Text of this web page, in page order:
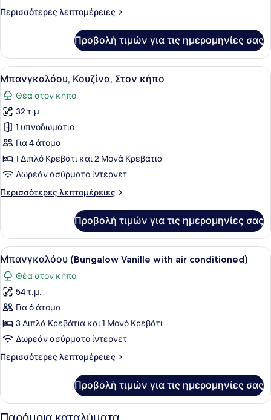
Περισσότερες λεπτομέρειες
Περισσότερες
Μπανγκαλόου
Προβολή τιμών για τις ημερομηνίες σας
Προβολή
όλων
των
φωτογραφιών
για
Μπανγκαλόου,
Κουζίνα,
Στον
κήπο
Μπανγκαλόου, Κουζίνα, Στον κήπο
8
Μπανγκαλόου, Κουζίνα, Στον κήπο
Θέα στον κήπο
32 τ.μ.
1 υπνοδωμάτιο
Για 4 άτομα
1 Διπλό Κρεβάτι και 2 Μονά Κρεβάτια
Δωρεάν ασύρματο ίντερνετ
Περισσότερες λεπτομέρειες
Περισσότερες
Κουζίνα,
Στον
κήπο
Προβολή τιμών για τις ημερομηνίες σας
Προβολή
όλων
των
φωτογραφιών
για
Μπανγκαλόου
(Bungalow
Vanille
with
Μπανγκαλόου (Bungalow Vanille
6
Μπανγκαλόου (Bungalow Vanille with air conditioned)
Θέα στον κήπο
54 τ.μ.
Για 6 άτομα
3 Διπλά Κρεβάτια και 1 Μονό Κρεβάτι
Δωρεάν ασύρματο ίντερνετ
Περισσότερες λεπτομέρειες
Περισσότερες
(Bungalow
Vanille
Προβολή τιμών για τις ημερομηνίες σας